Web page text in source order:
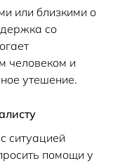
или близкими о
со
человеком и
утешение.
ситуацией
помощи у